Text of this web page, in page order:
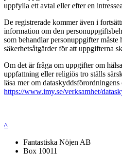
uppfylla ett avtal eller efter en
De registrerade kommer även i
information om den
som behandlar personuppgifter måste
säkerhetsåtgärder för att uppgifterna
Om det är fråga om uppgifter om
uppfattning eller religiös tro ställs
läsa mer om dataskyddsförordningens
https://www.imy.se/verksamhet/
^
Fantastiska Nöjen AB
Box 10011